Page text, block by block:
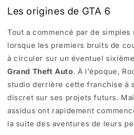
Les origines de GTA 6
Tout a commencé par de simples
lorsque les premiers bruits de
à circuler sur un éventuel
Grand Theft Auto. À l'époque,
studio derrière cette franchise à
discret sur ses projets futurs.
assidus ont rapidement
la suite des aventures de leurs